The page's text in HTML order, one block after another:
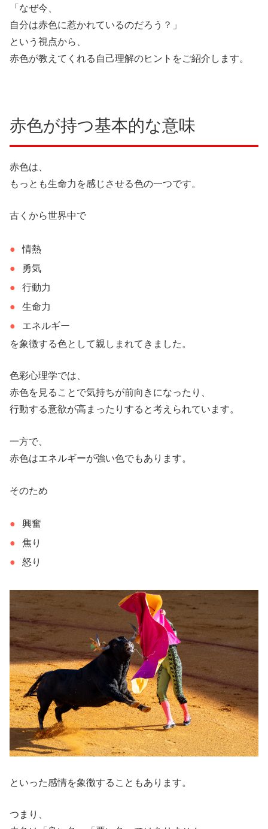
「なぜ今、
自分は赤色に惹かれているのだろう？」
という視点から、
赤色が教えてくれる自己理解のヒントをご紹介します。
赤色が持つ基本的な意味
赤色は、
もっとも生命力を感じさせる色の一つです。
古くから世界中で
情熱
勇気
行動力
生命力
エネルギー
を象徴する色として親しまれてきました。
色彩心理学では、
赤色を見ることで気持ちが前向きになったり、
行動する意欲が高まったりすると考えられています。
一方で、
赤色はエネルギーが強い色でもあります。
そのため
興奮
焦り
怒り
といった感情を象徴することもあります。
つまり、